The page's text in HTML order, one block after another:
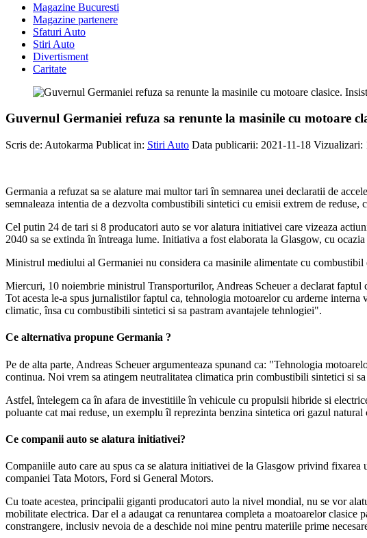
Magazine Bucuresti
Magazine partenere
Sfaturi Auto
Stiri Auto
Divertisment
Caritate
Guvernul Germaniei refuza sa renunte la masinile cu motoare
Scris de: Autokarma Publicat in: Stiri Auto Data publicarii: 2021-11-18 Vizualizari:
Germania a refuzat sa se alature mai multor tari în semnarea unei declaratii de
semnaleaza intentia de a dezvolta combustibili sintetici cu emisii extrem de
Cel putin 24 de tari si 8 producatori auto se vor alatura initiativei care vizeaza
2040 sa se extinda în întreaga lume. Initiativa a fost elaborata la Glasgow, cu
Ministrul mediului al Germaniei nu considera ca masinile alimentate cu
Miercuri, 10 noiembrie ministrul Transporturilor, Andreas Scheuer a declarat
Tot acesta le-a spus jurnalistilor faptul ca, tehnologia motoarelor cu arderne
climatic, însa cu combustibili sintetici si sa pastram avantajele tehnlogiei".
Ce alternativa propune Germania ?
Pe de alta parte, Andreas Scheuer argumenteaza spunand ca: "Tehnologia
continua. Noi vrem sa atingem neutralitatea climatica prin combustibili sintetici si
Astfel, întelegem ca în afara de investitiile în vehicule cu propulsii hibride si
poluante cat mai reduse, un exemplu îl reprezinta benzina sintetica ori gazul natural
Ce companii auto se alatura initiativei?
Companiile auto care au spus ca se alatura initiativei de la Glasgow privind
companiei Tata Motors, Ford si General Motors.
Cu toate acestea, principalii giganti producatori auto la nivel mondial, nu se vor
mobilitate electrica. Dar el a adaugat ca renuntarea completa a moatoarelor
constrangere, inclusiv nevoia de a deschide noi mine pentru materiile prime